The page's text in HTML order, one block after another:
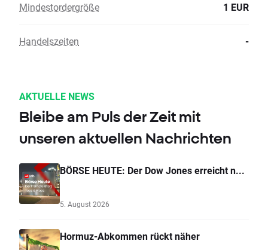
Mindestordergröße 1 EUR
Handelszeiten -
AKTUELLE NEWS
Bleibe am Puls der Zeit mit
unseren aktuellen Nachrichten
BÖRSE HEUTE: Der Dow Jones erreicht n...
5. August 2026
Hormuz-Abkommen rückt näher